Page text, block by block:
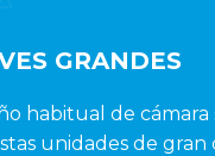
GRANDES
habitual de cámara
unidades de gran